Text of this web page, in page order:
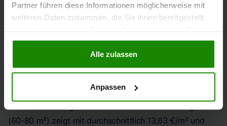
Partner führen diese Informationen möglicherweise mit
weiteren Daten zusammen, die Sie ihnen bereitgestellt
gesammelt haben.
Alle zulassen
Anpassen
JAHRESENTWICKLUNG (VORJAHRESQUARTAL ZU
-6,00%
(60-80 m²) zeigt mit durchschnittlich 13,63 €/m² und